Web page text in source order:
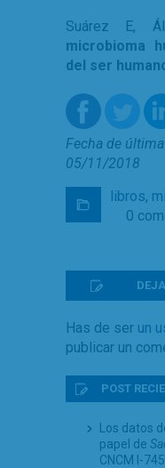
Suárez E,
microbioma
del ser
Fecha de
05/11/2018
libros,
0
Has de ser un
publicar un
POST
Los datos
papel de
CNCM I-